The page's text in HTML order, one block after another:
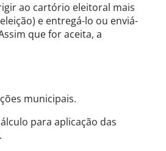
ao cartório eleitoral mais
e entregá-lo ou enviá-
que for aceita, a
municipais.
para aplicação das